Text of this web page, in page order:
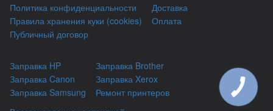
Политика конфиденциальности
Правила хранения куки (cookies)
Публичный договор
Доставка
Оплата
Заправка HP
Заправка Canon
Заправка Samsung
Заправка Brother
Заправка Xerox
Ремонт принтеров
КНОПКА
ЗВ'ЯЗКУ